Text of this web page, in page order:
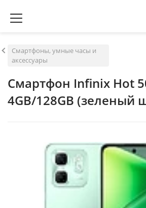
Смартфоны, умные часы и
аксессуары
Смартфон Infinix Hot
4GB/128GB (зеленый